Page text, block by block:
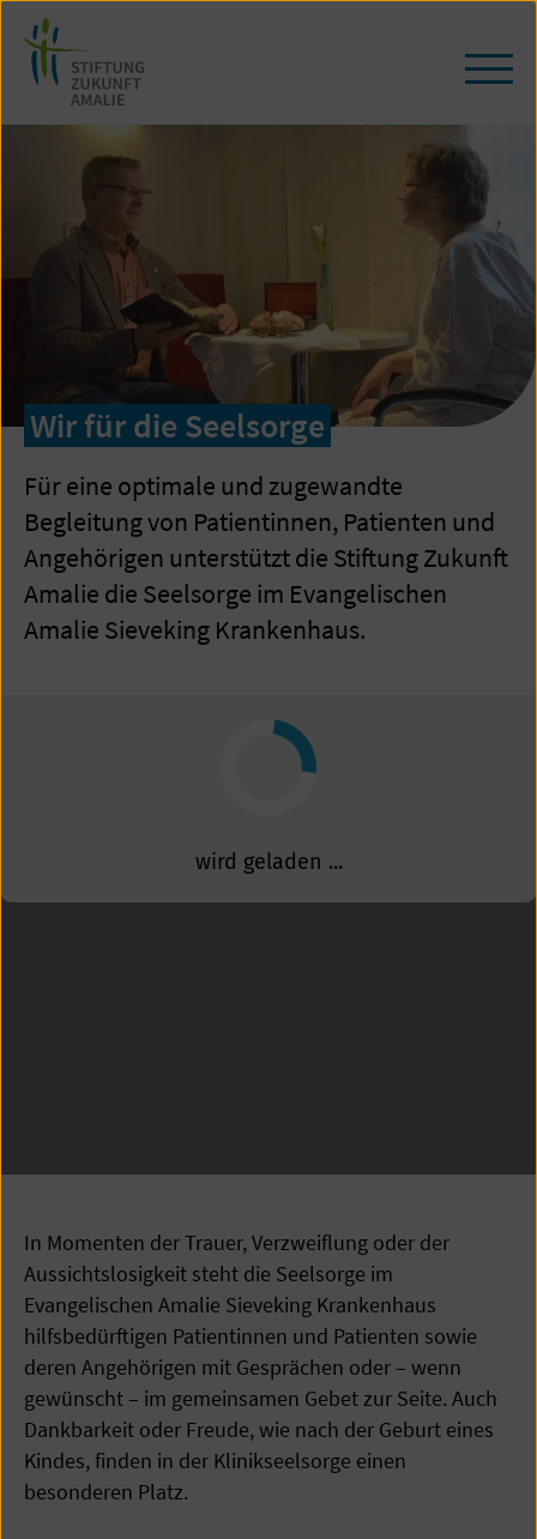
Zum
Seiteninhalt
springen
Wir für die Seelsorge
Für eine optimale und zugewandte
Begleitung von Patientinnen, Patienten und
Angehörigen unterstützt die Stiftung Zukunft
Amalie die Seelsorge im Evangelischen
Amalie Sieveking Krankenhaus.
In Momenten der Trauer, Verzweiflung oder der
Aussichtslosigkeit steht die Seelsorge im
Evangelischen Amalie Sieveking Krankenhaus
hilfsbedürftigen Patientinnen und Patienten sowie
deren Angehörigen mit Gesprächen oder – wenn
gewünscht – im gemeinsamen Gebet zur Seite. Auch
Dankbarkeit oder Freude, wie nach der Geburt eines
Kindes, finden in der Klinikseelsorge einen
besonderen Platz.